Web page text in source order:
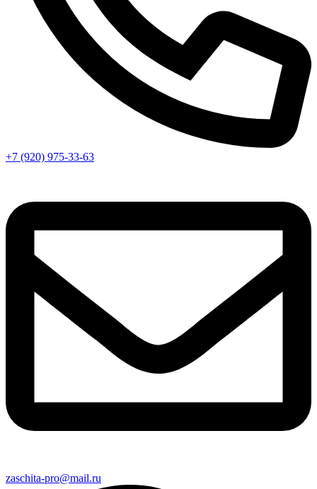
+7 (920) 975-33-63
zaschita-pro@mail.ru